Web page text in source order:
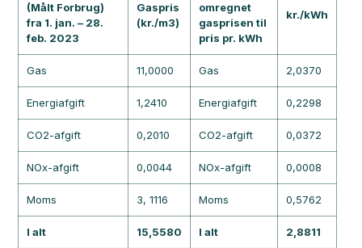
(Målt Forbrug)
fra 1. jan. – 28.
feb. 2023
Gaspris
(kr./m3)
omregnet
gasprisen til
pris pr. kWh
kr./kWh
Gas 11,0000 Gas 2,0370
Energiafgift 1,2410 Energiafgift 0,2298
CO2-afgift 0,2010 CO2-afgift 0,0372
NOx-afgift 0,0044 NOx-afgift 0,0008
Moms 3, 1116 Moms 0,5762
I alt 15,5580 I alt 2,8811